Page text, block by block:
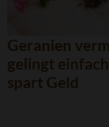
Geranien
gelingt
spart Geld